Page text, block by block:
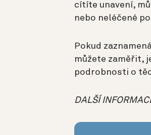
cítíte unavení,
nebo neléčené
Pokud
můžete zaměřit,
podrobnosti o
DALŠÍ